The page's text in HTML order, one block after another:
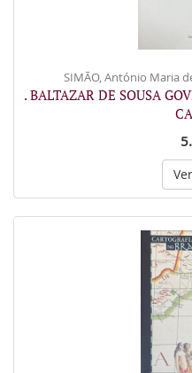
SIMÃO, António Maria
. BALTAZAR DE SOUSA